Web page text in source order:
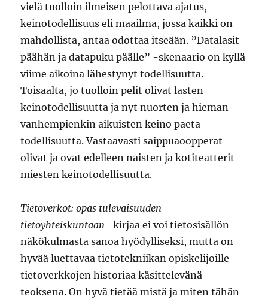
vielä tuolloin ilmeisen pelottava ajatus,
keinotodellisuus eli maailma, jossa kaikki on
mahdollista, antaa odottaa itseään. ”Datalasit
päähän ja datapuku päälle” -skenaario on kyllä
viime aikoina lähestynyt todellisuutta.
Toisaalta, jo tuolloin pelit olivat lasten
keinotodellisuutta ja nyt nuorten ja hieman
vanhempienkin aikuisten keino paeta
todellisuutta. Vastaavasti saippuaoopperat
olivat ja ovat edelleen naisten ja kotiteatterit
miesten keinotodellisuutta.
Tietoverkot: opas tulevaisuuden
tietoyhteiskuntaan -kirjaa ei voi tietosisällön
näkökulmasta sanoa hyödylliseksi, mutta on
hyvää luettavaa tietotekniikan opiskelijoille
tietoverkkojen historiaa käsittelevänä
teoksena. On hyvä tietää mistä ja miten tähän